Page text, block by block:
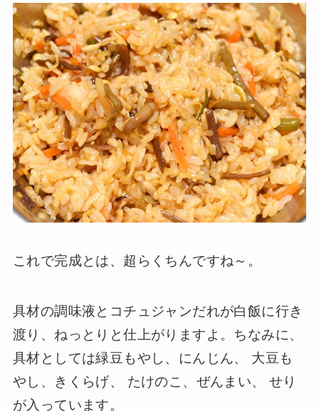
これで完成とは、超らくちんですね～。
具材の調味液とコチュジャンだれが白飯に行き
渡り、ねっとりと仕上がりますよ。ちなみに、
具材としては緑豆もやし、にんじん、 大豆も
やし、きくらげ、 たけのこ、ぜんまい、 せり
が入っています。